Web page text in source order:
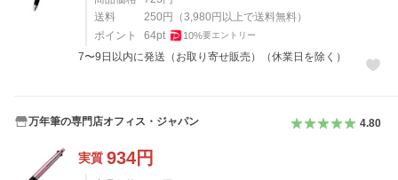
送料
250 円 （3,980 円以上で送料無料）
ポイント
64pt 10%要エントリー
7〜9日以内に発送（お取り寄せ販売）（休業日を除く）
万年筆の専門店オフィス・ジャパン 4.80
実質 934円